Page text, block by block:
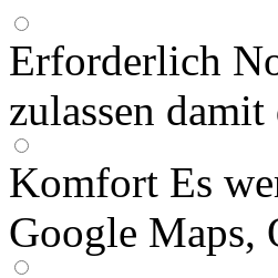
Erforderlich
zulassen
Komfort Es
Google Maps,